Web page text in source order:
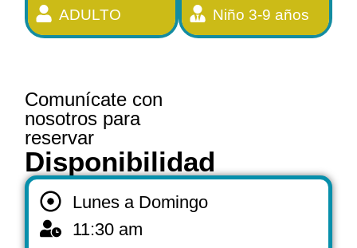
ADULTO Niño 3-9 años
Comunícate con
nosotros para
reservar
Disponibilidad
Lunes a Domingo
11:30 am